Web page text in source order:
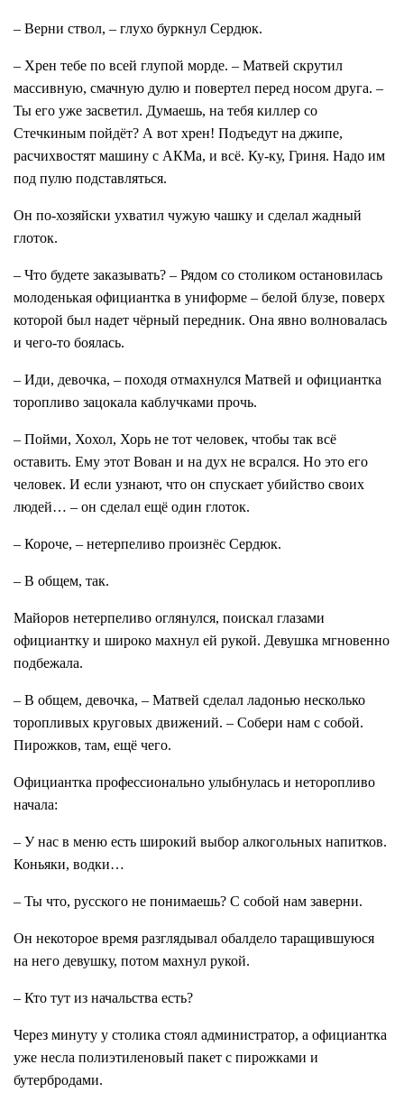
– Верни ствол, – глухо буркнул Сердюк.
– Хрен тебе по всей глупой морде. – Матвей скрутил
массивную, смачную дулю и повертел перед носом друга. –
Ты его уже засветил. Думаешь, на тебя киллер со
Стечкиным пойдёт? А вот хрен! Подъедут на джипе,
расчихвостят машину с АКМа, и всё. Ку-ку, Гриня. Надо им
под пулю подставляться.
Он по-хозяйски ухватил чужую чашку и сделал жадный
глоток.
– Что будете заказывать? – Рядом со столиком остановилась
молоденькая официантка в униформе – белой блузе, поверх
которой был надет чёрный передник. Она явно волновалась
и чего-то боялась.
– Иди, девочка, – походя отмахнулся Матвей и официантка
торопливо зацокала каблучками прочь.
– Пойми, Хохол, Хорь не тот человек, чтобы так всё
оставить. Ему этот Вован и на дух не всрался. Но это его
человек. И если узнают, что он спускает убийство своих
людей… – он сделал ещё один глоток.
– Короче, – нетерпеливо произнёс Сердюк.
– В общем, так.
Майоров нетерпеливо оглянулся, поискал глазами
официантку и широко махнул ей рукой. Девушка мгновенно
подбежала.
– В общем, девочка, – Матвей сделал ладонью несколько
торопливых круговых движений. – Собери нам с собой.
Пирожков, там, ещё чего.
Официантка профессионально улыбнулась и неторопливо
начала:
– У нас в меню есть широкий выбор алкогольных напитков.
Коньяки, водки…
– Ты что, русского не понимаешь? С собой нам заверни.
Он некоторое время разглядывал обалдело таращившуюся
на него девушку, потом махнул рукой.
– Кто тут из начальства есть?
Через минуту у столика стоял администратор, а официантка
уже несла полиэтиленовый пакет с пирожками и
бутербродами.